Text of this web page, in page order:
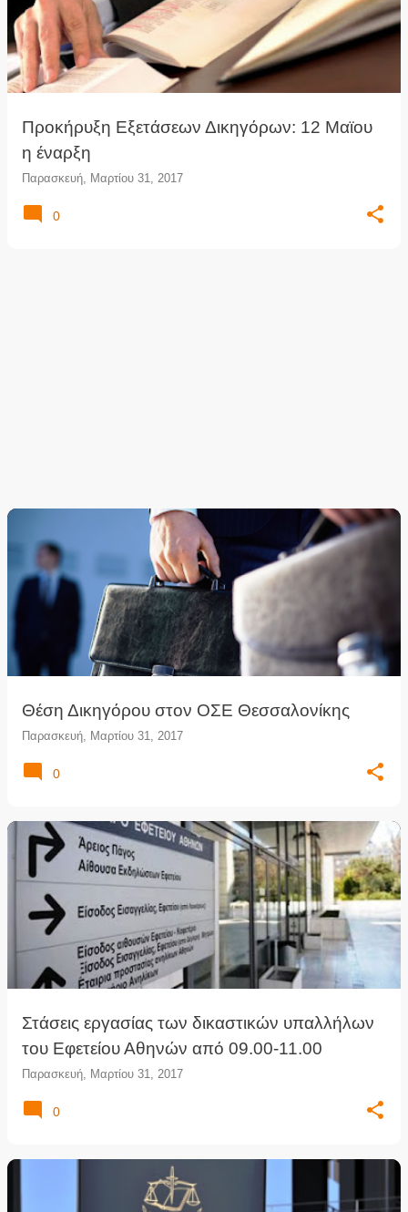
Προκήρυξη Εξετάσεων Δικηγόρων: 12 Μαϊου
η έναρξη
Παρασκευή, Μαρτίου 31, 2017
0
Θέση Δικηγόρου στον ΟΣΕ Θεσσαλονίκης
Παρασκευή, Μαρτίου 31, 2017
0
Στάσεις εργασίας των δικαστικών υπαλλήλων
του Εφετείου Αθηνών από 09.00-11.00
Παρασκευή, Μαρτίου 31, 2017
0